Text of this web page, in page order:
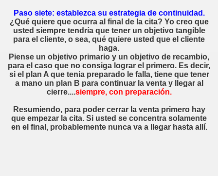
Paso siete: establezca su estrategia de continuidad.
¿Qué quiere que ocurra al final de la cita? Yo creo que
usted siempre tendría que tener un objetivo tangible
para el cliente, o sea, qué quiere usted que el cliente
haga.
Piense un objetivo primario y un objetivo de recambio,
para el caso que no consiga lograr el primero. Es decir,
si el plan A que tenia preparado le falla, tiene que tener
a mano un plan B para continuar la venta y llegar al
cierre....siempre, con preparación.
Resumiendo, para poder cerrar la venta primero hay
que empezar la cita. Si usted se concentra solamente
en el final, probablemente nunca va a llegar hasta allí.
para un Vendedor
en ventas?
un cliente
claro